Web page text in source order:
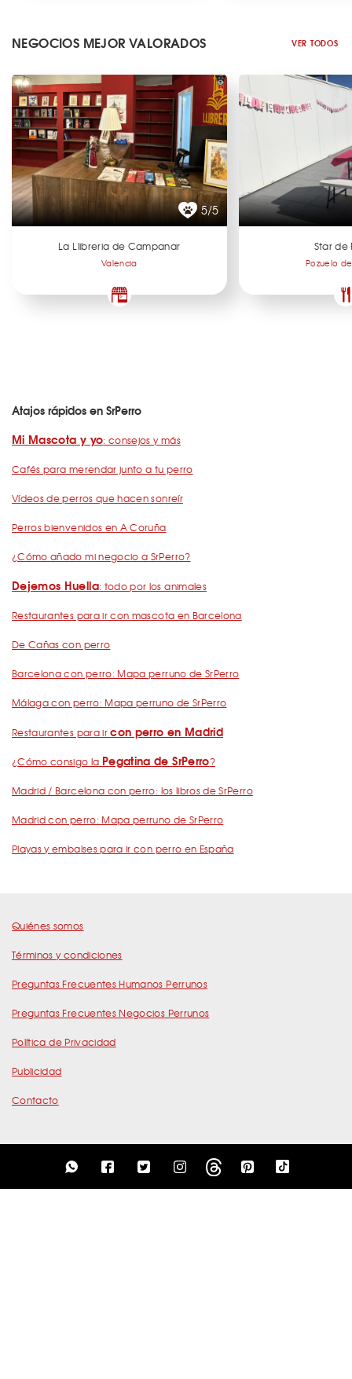
NEGOCIOS MEJOR VALORADOS VER TODOS
5/5
La Llibreria de Campanar
Valencia
Star de
Pozuelo
Atajos rápidos en SrPerro
Mi Mascota y yo: consejos y más
Cafés para merendar junto a tu perro
Vídeos de perros que hacen sonreír
Perros bienvenidos en A Coruña
¿Cómo añado mi negocio a SrPerro?
Dejemos Huella: todo por los animales
Restaurantes para ir con mascota en Barcelona
De Cañas con perro
Barcelona con perro: Mapa perruno de SrPerro
Málaga con perro: Mapa perruno de SrPerro
Restaurantes para ircon perro en Madrid
¿Cómo consigo la Pegatina de SrPerro?
Madrid / Barcelona con perro: los libros de SrPerro
Madrid con perro: Mapa perruno de SrPerro
Playas y embalses para ir con perro en España
Quiénes somos
Términos y condiciones
Preguntas Frecuentes Humanos Perrunos
Preguntas Frecuentes Negocios Perrunos
Política de Privacidad
Publicidad
Contacto